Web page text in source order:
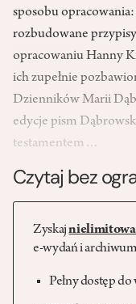
sposobu
rozbudowane
opracowaniu Hanny
ich zupełnie
Dzienników Marii
edycje pism
testamentem…
Czytaj bez
Zyskaj
e-wydań i
Pełny dostęp